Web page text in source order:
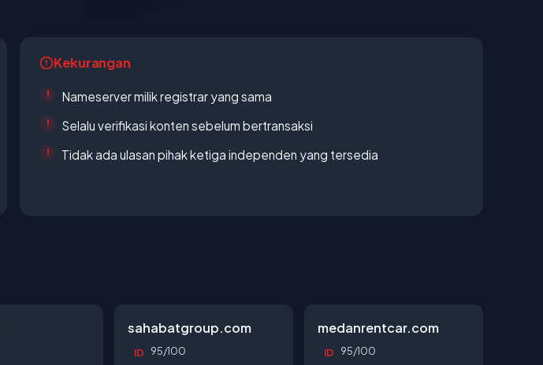
Kekurangan
Nameserver milik registrar yang sama
Selalu verifikasi konten sebelum bertransaksi
Tidak ada ulasan pihak ketiga independen yang tersedia
sahabatgroup.com
ID 95/100
medanrentcar.com
ID 95/100